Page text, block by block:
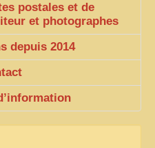
postales et de
et photographes
depuis 2014